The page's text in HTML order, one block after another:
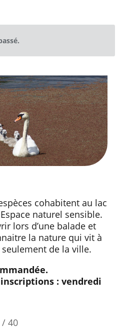
cohabitent au lac
naturel sensible.
lors d’une balade et
la nature qui vit à
de la ville.
: vendredi
40